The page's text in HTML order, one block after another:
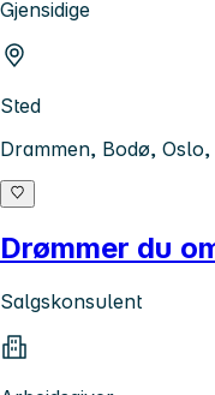
Gjensidige
Sted
Drammen, Bodø,
Drømmer du
Salgskonsulent